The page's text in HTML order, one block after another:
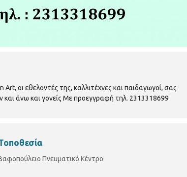
οι εθελοντές της, καλλιτέχνες και παιδαγωγοί, σας
και άνω και γονείς Με προεγγραφή τηλ. 2313318699
Πνευματικό Κέντρο